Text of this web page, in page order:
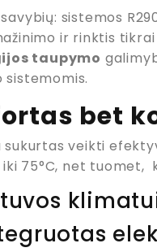
sistemos
ir rinktis tikrai
taupymo
bet
sukurtas veikti
75°C, net tuomet,